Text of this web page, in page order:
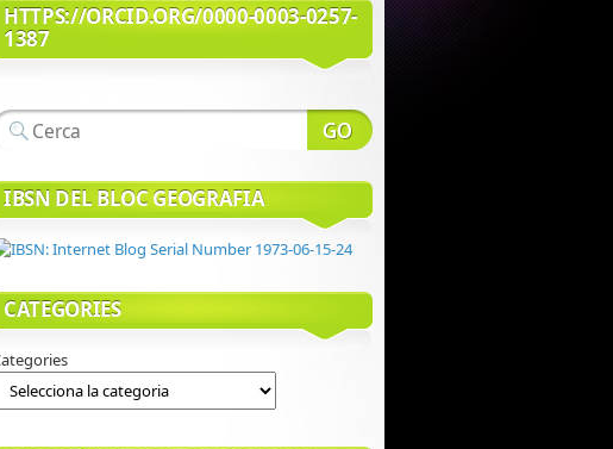
HTTPS://ORCID.ORG/0000-0003-0257-
1387
IBSN DEL BLOC GEOGRAFIA
CATEGORIES